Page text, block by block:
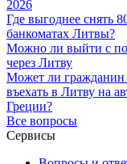
2026
Где выгоднее снять
банкоматах Литвы?
Можно ли выйти с
через Литву
Может ли гражданин
въехать в Литву на
Греции?
Все вопросы
Сервисы